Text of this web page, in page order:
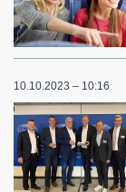
10.10.2023 – 10:16